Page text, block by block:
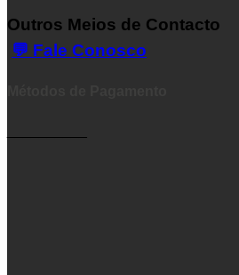
Outros Meios de Contacto
💬 Fale Conosco